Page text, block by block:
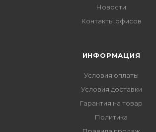
Новости
Контакты офисов
ИНФОРМАЦИЯ
Условия оплаты
Условия доставки
Гарантия на товар
Политика